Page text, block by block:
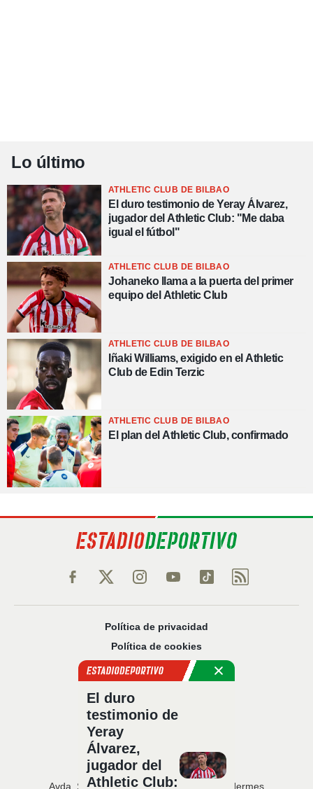
Lo último
ATHLETIC CLUB DE BILBAO
El duro testimonio de Yeray Álvarez,
jugador del Athletic Club: "Me daba
igual el fútbol"
ATHLETIC CLUB DE BILBAO
Johaneko llama a la puerta del primer
equipo del Athletic Club
ATHLETIC CLUB DE BILBAO
Iñaki Williams, exigido en el Athletic
Club de Edin Terzic
ATHLETIC CLUB DE BILBAO
El plan del Athletic Club, confirmado
Política de privacidad
Política de cookies
Política Comercial
Configuración de privacidad
Código Ético
Avda. San Francisco Javier, 22 · Edificio Hermes
El duro
testimonio de
Yeray
Álvarez,
jugador del
Athletic Club: